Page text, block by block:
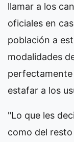
llamar a los
oficiales en
población a
modalidades
perfectamente
estafar a los
"Lo que les
como del